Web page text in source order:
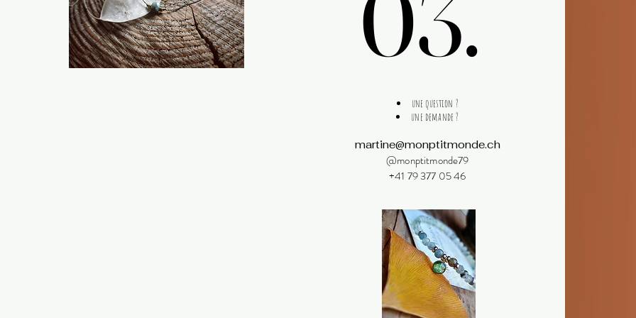
une question ?
une demande ?
martine@monptitmonde.ch
@monptitmonde79
+41 79 377 05 46